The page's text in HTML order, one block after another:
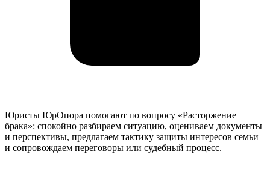
Юристы ЮрОпора помогают по вопросу «Расторжение
брака»: спокойно разбираем ситуацию, оцениваем документы
и перспективы, предлагаем тактику защиты интересов семьи
и сопровождаем переговоры или судебный процесс.